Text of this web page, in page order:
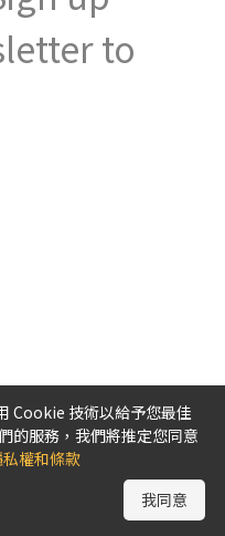
to
Cookie 技術以給予您最佳
的服務，我們將推定您同意
私權和條款
我同意